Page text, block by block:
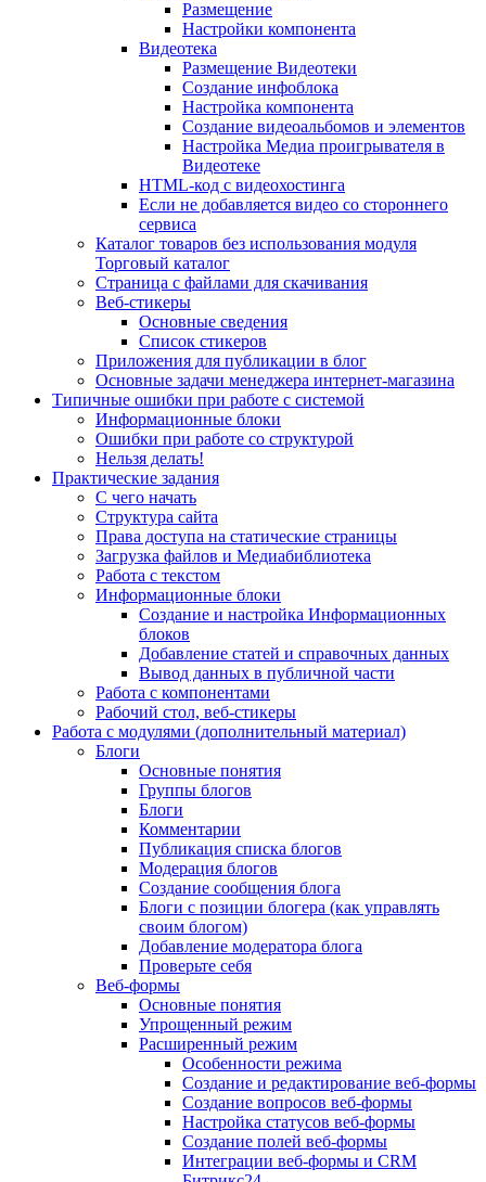
Размещение
Настройки компонента
Видеотека
Размещение Видеотеки
Создание инфоблока
Настройка компонента
Создание видеоальбомов и элементов
Настройка Медиа проигрывателя в
Видеотеке
HTML-код с видеохостинга
Если не добавляется видео со стороннего
сервиса
Каталог товаров без использования модуля
Торговый каталог
Страница с файлами для скачивания
Веб-стикеры
Основные сведения
Список стикеров
Приложения для публикации в блог
Основные задачи менеджера интернет-магазина
Типичные ошибки при работе с системой
Информационные блоки
Ошибки при работе со структурой
Нельзя делать!
Практические задания
С чего начать
Структура сайта
Права доступа на статические страницы
Загрузка файлов и Медиабиблиотека
Работа с текстом
Информационные блоки
Создание и настройка Информационных
блоков
Добавление статей и справочных данных
Вывод данных в публичной части
Работа с компонентами
Рабочий стол, веб-стикеры
Работа с модулями (дополнительный материал)
Блоги
Основные понятия
Группы блогов
Блоги
Комментарии
Публикация списка блогов
Модерация блогов
Создание сообщения блога
Блоги с позиции блогера (как управлять
своим блогом)
Добавление модератора блога
Проверьте себя
Веб-формы
Основные понятия
Упрощенный режим
Расширенный режим
Особенности режима
Создание и редактирование веб-формы
Создание вопросов веб-формы
Настройка статусов веб-формы
Создание полей веб-формы
Интеграции веб-формы и CRM